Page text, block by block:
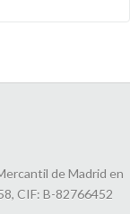
de Madrid en
CIF: B-82766452